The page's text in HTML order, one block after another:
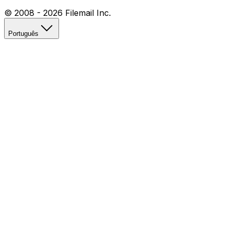
© 2008 - 2026 Filemail Inc.
Português